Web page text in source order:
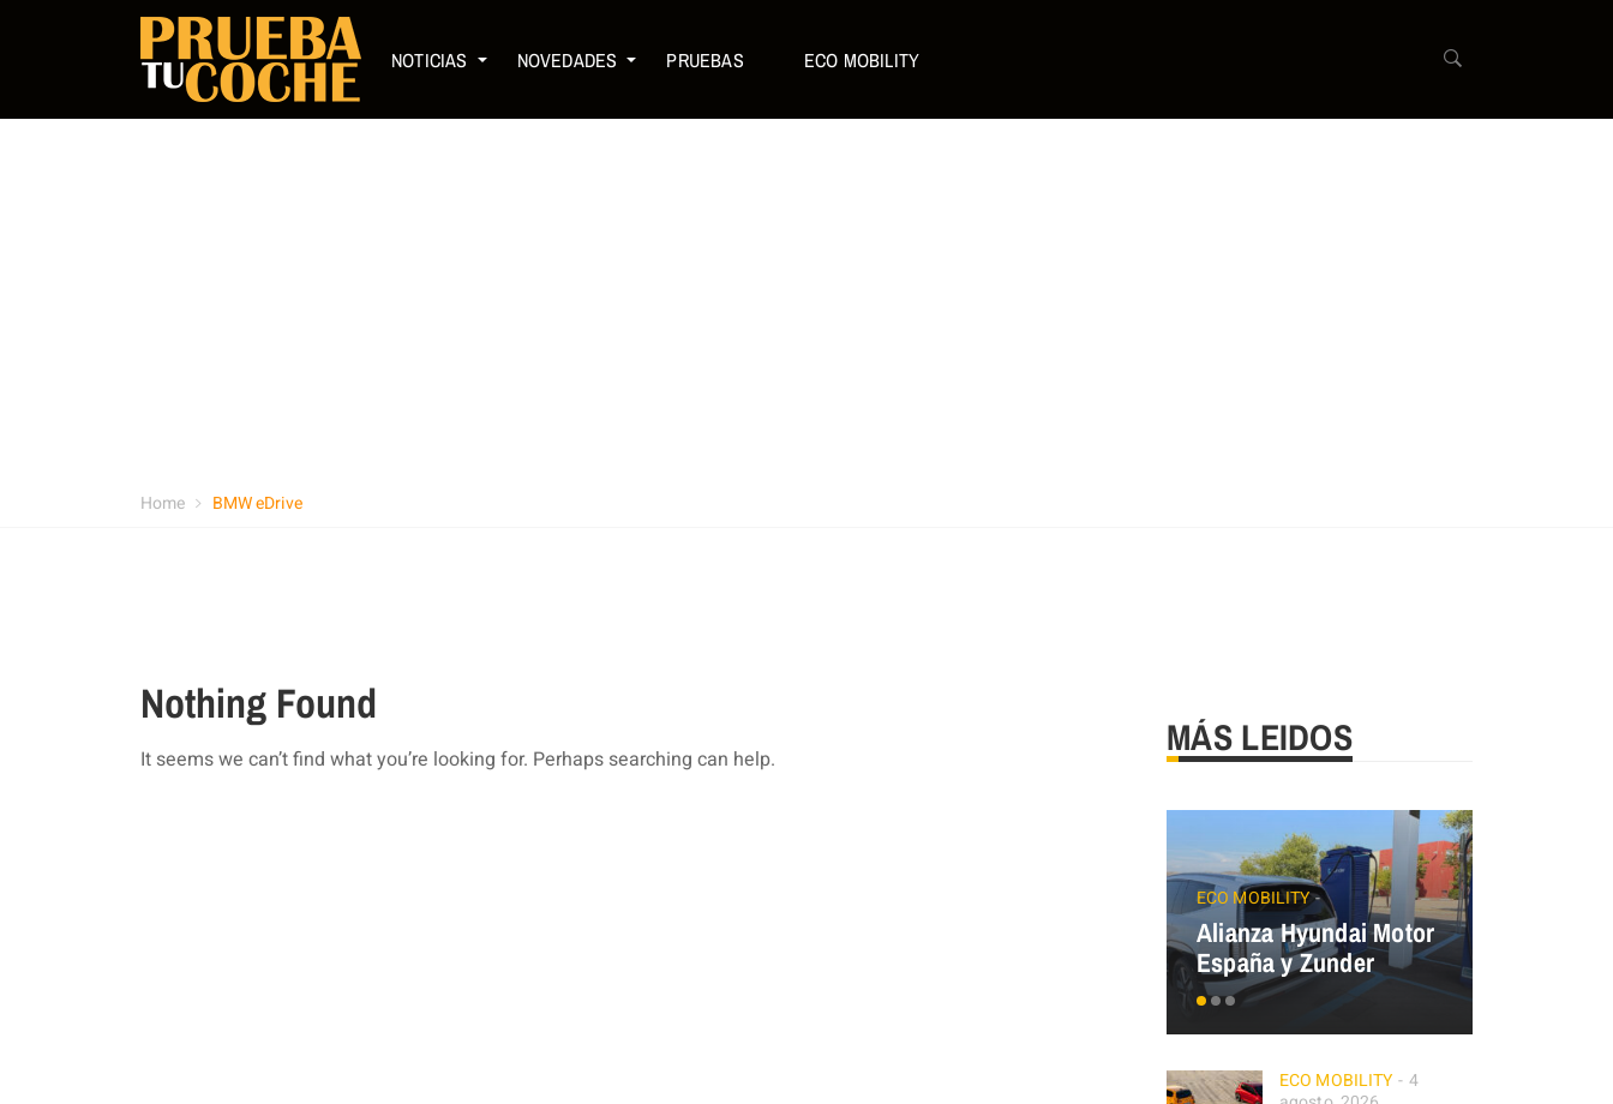
NOTICIAS NOVEDADES PRUEBAS ECO MOBILITY
Home BMW eDrive
Nothing Found
It seems we can’t find what you’re looking for. Perhaps searching can help. MÁS LEIDOS
ECO MOBILITY
Alianza Hyundai Motor
España y Zunder
ECO MOBILITY
4